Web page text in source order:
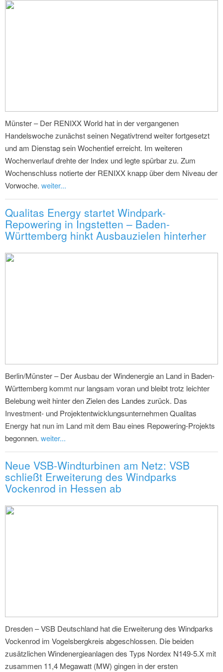
Münster – Der RENIXX World hat in der vergangenen
Handelswoche zunächst seinen Negativtrend weiter fortgesetzt
und am Dienstag sein Wochentief erreicht. Im weiteren
Wochenverlauf drehte der Index und legte spürbar zu. Zum
Wochenschluss notierte der RENIXX knapp über dem Niveau der
Vorwoche. weiter...
Qualitas Energy startet Windpark-
Repowering in Ingstetten – Baden-
Württemberg hinkt Ausbauzielen hinterher
Berlin/Münster – Der Ausbau der Windenergie an Land in Baden-
Württemberg kommt nur langsam voran und bleibt trotz leichter
Belebung weit hinter den Zielen des Landes zurück. Das
Investment- und Projektentwicklungsunternehmen Qualitas
Energy hat nun im Land mit dem Bau eines Repowering-Projekts
begonnen. weiter...
Neue VSB-Windturbinen am Netz: VSB
schließt Erweiterung des Windparks
Vockenrod in Hessen ab
Dresden – VSB Deutschland hat die Erweiterung des Windparks
Vockenrod im Vogelsbergkreis abgeschlossen. Die beiden
zusätzlichen Windenergieanlagen des Typs Nordex N149-5.X mit
zusammen 11,4 Megawatt (MW) gingen in der ersten